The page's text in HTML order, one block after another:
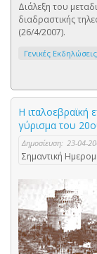
Διάλεξη του
διαδραστικής
(26/4/2007).
Γενικές Εκδηλώσεις
Η ιταλοεβραϊκή
γύρισμα του
Δημοσίευση: 23-04-
Σημαντική